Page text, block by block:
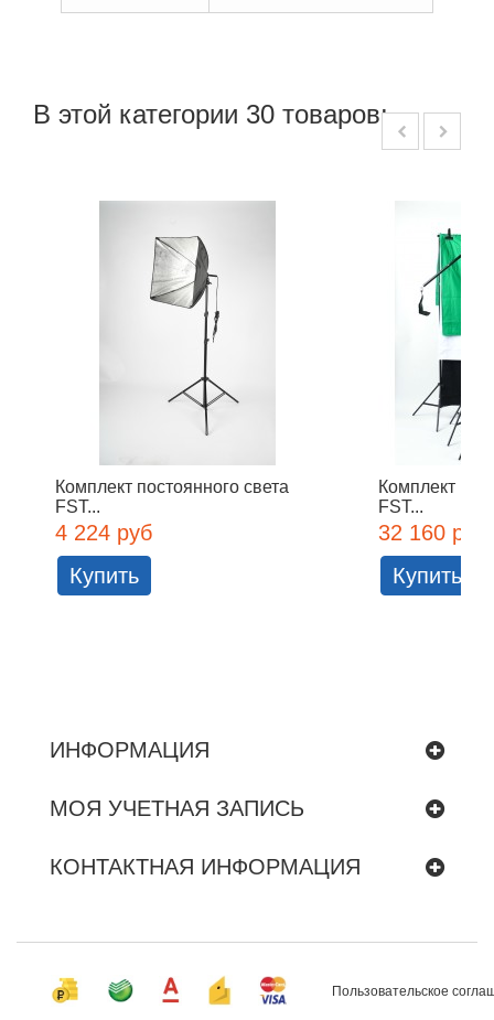
В этой категории 30 товаров:
Комплект постоянного света
FST...
4 224 руб
Купить
Комплект
FST...
32 160 руб
Купить
ИНФОРМАЦИЯ
МОЯ УЧЕТНАЯ ЗАПИСЬ
КОНТАКТНАЯ ИНФОРМАЦИЯ
Пользовательское